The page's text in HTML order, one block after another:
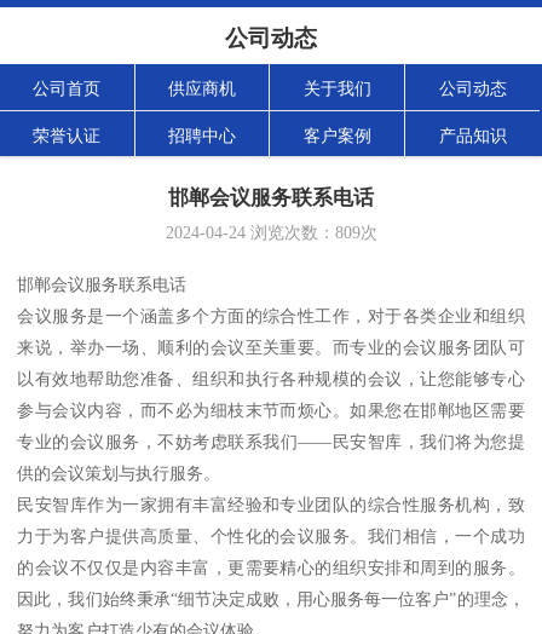
公司动态
公司首页 供应商机 关于我们 公司动态
荣誉认证 招聘中心 客户案例 产品知识
邯郸会议服务联系电话
2024-04-24浏览次数： 809次
邯郸会议服务联系电话
会议服务是一个涵盖多个方面的综合性工作，对于各类企业和组织
来说，举办一场、顺利的会议至关重要。而专业的会议服务团队可
以有效地帮助您准备、组织和执行各种规模的会议，让您能够专心
参与会议内容，而不必为细枝末节而烦心。如果您在邯郸地区需要
专业的会议服务，不妨考虑联系我们——民安智库，我们将为您提
供的会议策划与执行服务。
民安智库作为一家拥有丰富经验和专业团队的综合性服务机构，致
力于为客户提供高质量、个性化的会议服务。我们相信，一个成功
的会议不仅仅是内容丰富，更需要精心的组织安排和周到的服务。
因此，我们始终秉承“细节决定成败，用心服务每一位客户”的理念，